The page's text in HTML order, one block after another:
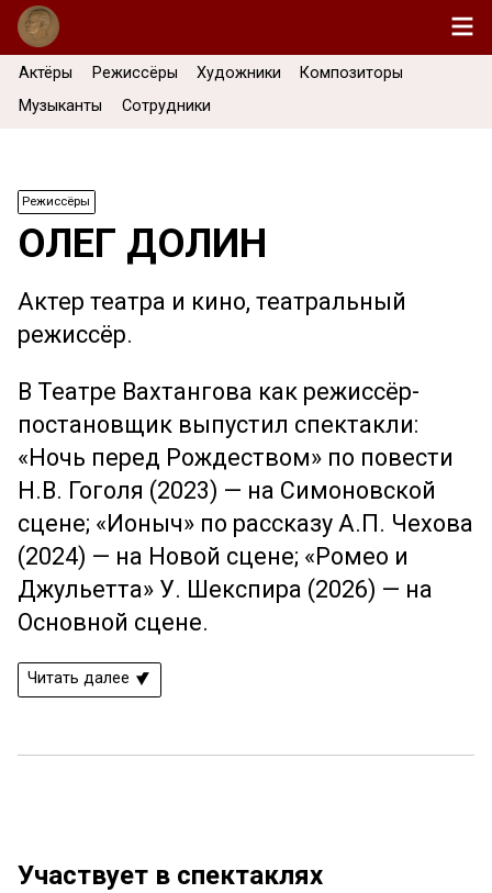
Актёры Режиссёры Художники
Композиторы
Музыканты
Сотрудники
Режиссёры
ОЛЕГ ДОЛИН
Актер театра и кино, театральный
режиссёр.
В Театре Вахтангова как режиссёр-
постановщик выпустил спектакли:
«Ночь перед Рождеством» по повести
Н.В. Гоголя (2023) — на Симоновской
сцене; «Ионыч» по рассказу А.П. Чехова
(2024) — на Новой сцене; «Ромео и
Джульетта» У. Шекспира (2026) — на
Основной сцене.
Читать далее
Участвует в спектаклях